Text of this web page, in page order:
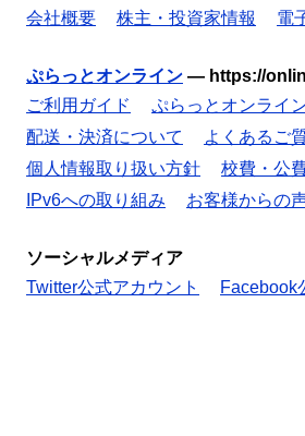
会社概要
株主・投資家情報 電
ぷらっとオンライン — https://
ご利用ガイド
ぷらっとオンライ
配送・決済について
よくあるご
個人情報取り扱い方針
校費・公
IPv6への取り組み
お客様からの
ソーシャルメディア
Twitter公式アカウント
Facebook